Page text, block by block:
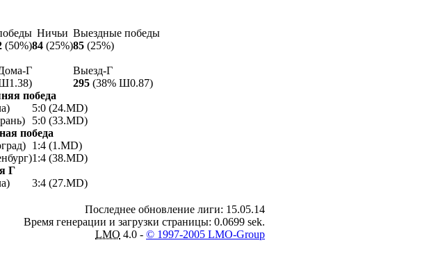
Ничьи Выездные победы
(50%)84 (25%)85 (25%)
Г
Выезд-Г
295 (38% Ш0.87)
победа
5:0 (24.MD)
5:0 (33.MD)
победа
1:4 (1.MD)
1:4 (38.MD)
Г
3:4 (27.MD)
Последнее обновление лиги: 15.05.14
Время генерации и загрузки страницы: 0.0699 sek.
LMO 4.0 - © 1997-2005 LMO-Group